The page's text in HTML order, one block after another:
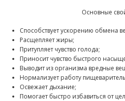
Основные
Способствует ускорению обмена
Расщепляет жиры;
Притупляет чувство голода;
Приносит чувство быстрого
Выводит из организма вредные
Нормализует работу
Освежает дыхание;
Помогает быстро избавиться от